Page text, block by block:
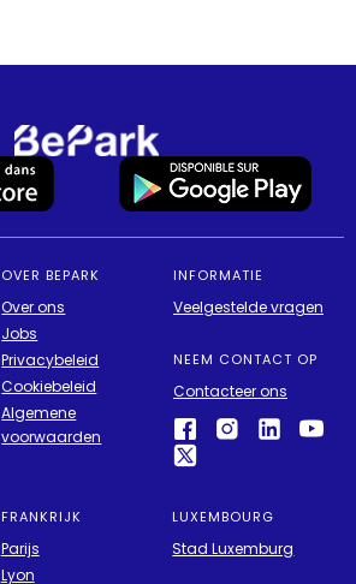
OVER BEPARK
Over ons
Jobs
Privacybeleid
Cookiebeleid
Algemene
voorwaarden
INFORMATIE
Veelgestelde vragen
NEEM CONTACT OP
Contacteer ons
FRANKRIJK
Parijs
Lyon
LUXEMBOURG
Stad Luxemburg